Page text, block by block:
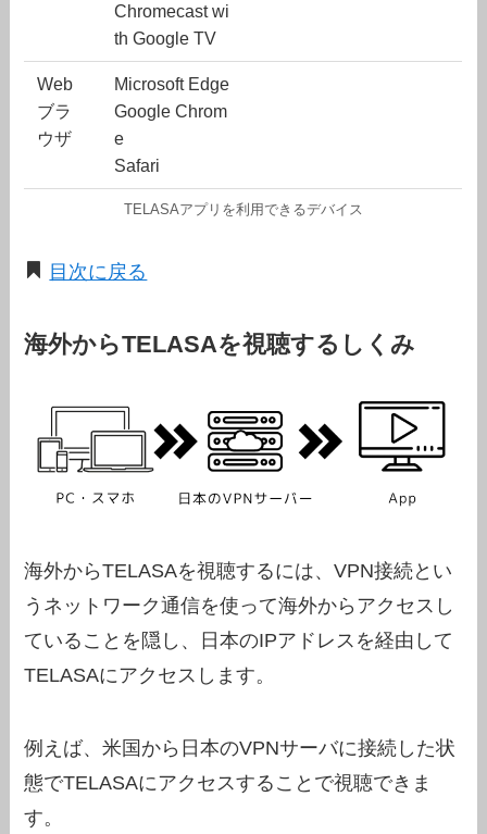
Chromecast wi
th Google TV
Web
ブラ
ウザ
Microsoft Edge
Google Chrom
e
Safari
TELASAアプリを利用できるデバイス
目次に戻る
海外からTELASAを視聴するしくみ
海外からTELASAを視聴するには、VPN接続とい
うネットワーク通信を使って海外からアクセスし
ていることを隠し、日本のIPアドレスを経由して
TELASAにアクセスします。
例えば、米国から日本のVPNサーバに接続した状
態でTELASAにアクセスすることで視聴できま
す。